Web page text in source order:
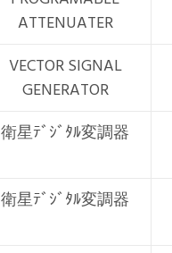
ATTENUATER
VECTOR SIGNAL
GENERATOR
衛星ﾃﾞｼﾞﾀﾙ変調器
衛星ﾃﾞｼﾞﾀﾙ変調器